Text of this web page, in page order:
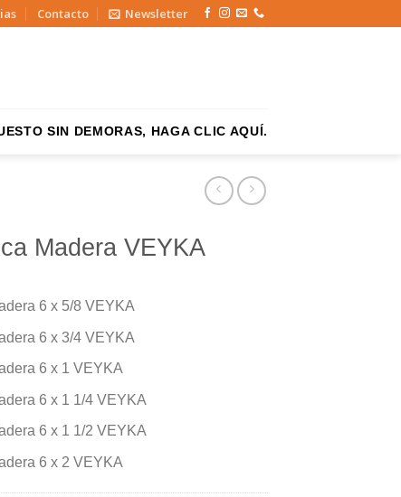
Contacto Newsletter
SIN DEMORAS, HAGA CLIC AQUÍ.
Madera VEYKA
6 x 5/8 VEYKA
6 x 3/4 VEYKA
6 x 1 VEYKA
6 x 1 1/4 VEYKA
6 x 1 1/2 VEYKA
6 x 2 VEYKA